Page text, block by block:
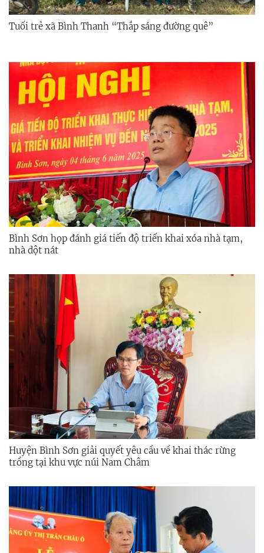
Tuổi trẻ xã Bình Thanh “Thắp sáng đường quê”
Bình Sơn họp đánh giá tiến độ triển khai xóa nhà tạm,
nhà dột nát
Huyện Bình Sơn giải quyết yêu cầu về khai thác rừng
trồng tại khu vực núi Nam Châm